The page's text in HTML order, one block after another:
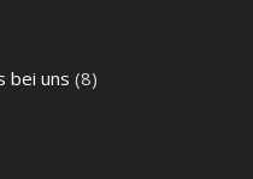
bei uns (8)